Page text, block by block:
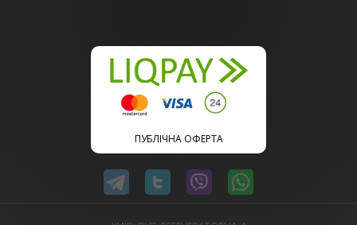
ПУБЛІЧНА ОФЕРТА